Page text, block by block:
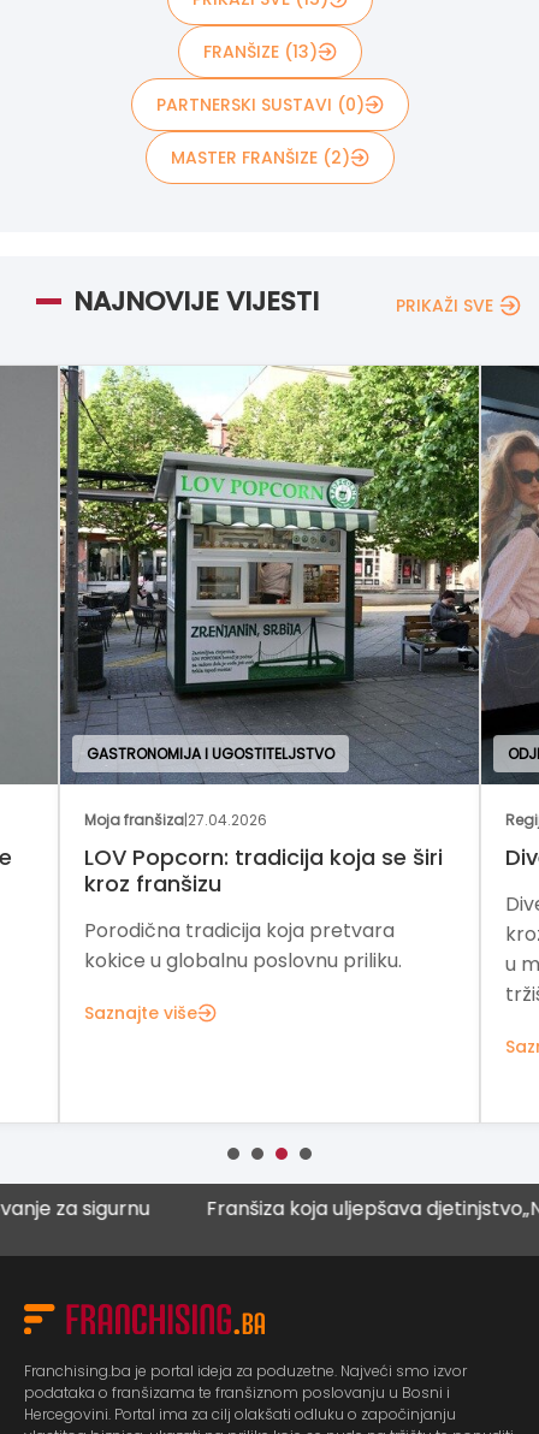
FRANŠIZE (13)
PARTNERSKI SUSTAVI (0)
MASTER FRANŠIZE (2)
NAJNOVIJE VIJESTI PRIKAŽI SVE
GASTRONOMIJA I UGOSTITELJSTVO
Moja franšiza|27.04.2026
LOV Popcorn: tradicija koja se širi
kroz franšizu
Porodična tradicija koja pretvara
kokice u globalnu poslovnu priliku.
Saznajte više
u
Franšiza koja uljepšava djetinjstvo„Naučna
Franchising.ba je portal ideja za poduzetne. Najveći smo izvor
podataka o franšizama te franšiznom poslovanju u Bosni i
Hercegovini. Portal ima za cilj olakšati odluku o započinjanju